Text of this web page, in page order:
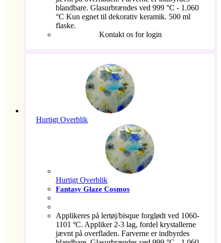
blandbare. Glasurbrændes ved 999 °C - 1.060
°C Kun egnet til dekorativ keramik. 500 ml
flaske.
Kontakt os for login
Hurtigt Overblik
Hurtigt Overblik
Fantasy Glaze Cosmos
Applikeres på lertøj/bisque forglødt ved 1060-
1101 ºC. Appliker 2-3 lag, fordel krystallerne
jævnt på overfladen. Farverne er indbyrdes